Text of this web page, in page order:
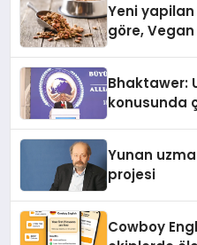
Yeni
göre,
Bhaktawer:
konusunda
Yunan
projesi
Cowboy